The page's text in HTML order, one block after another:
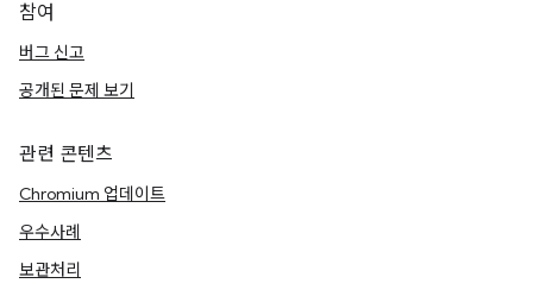
참여
버그 신고
공개된 문제 보기
관련 콘텐츠
Chromium 업데이트
우수사례
보관처리